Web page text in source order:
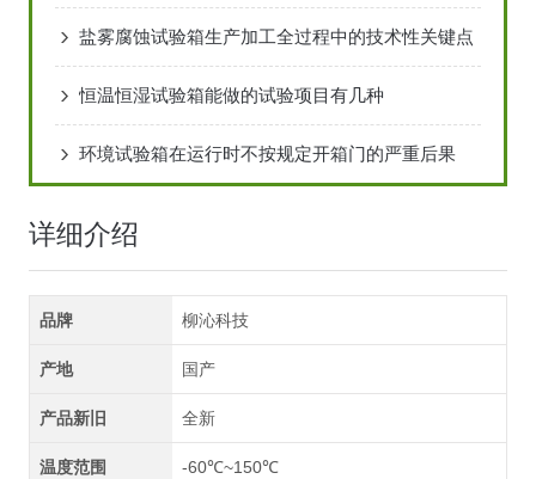
盐雾腐蚀试验箱生产加工全过程中的技术性关键点
恒温恒湿试验箱能做的试验项目有几种
环境试验箱在运行时不按规定开箱门的严重后果
详细介绍
品牌 柳沁科技
产地 国产
产品新旧 全新
温度范围 -60℃~150℃